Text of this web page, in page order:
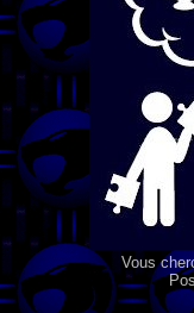
Vous